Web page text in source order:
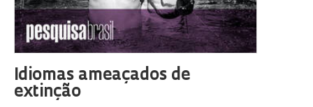
Idiomas ameaçados de
extinção